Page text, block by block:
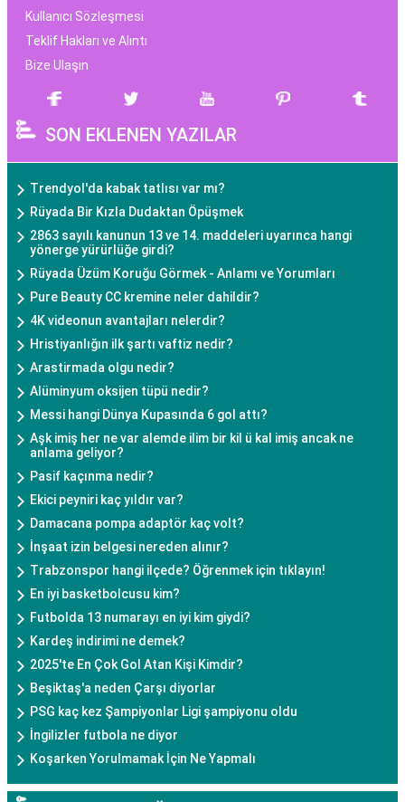
Kullanıcı Sözleşmesi
Teklif Hakları ve Alıntı
Bize Ulaşın
SON EKLENEN YAZILAR
Trendyol'da kabak tatlısı var mı?
Rüyada Bir Kızla Dudaktan Öpüşmek
2863 sayılı kanunun 13 ve 14. maddeleri uyarınca hangi
yönerge yürürlüğe girdi?
Rüyada Üzüm Koruğu Görmek - Anlamı ve Yorumları
Pure Beauty CC kremine neler dahildir?
4K videonun avantajları nelerdir?
Hristiyanlığın ilk şartı vaftiz nedir?
Arastirmada olgu nedir?
Alüminyum oksijen tüpü nedir?
Messi hangi Dünya Kupasında 6 gol attı?
Aşk imiş her ne var alemde ilim bir kil ü kal imiş ancak ne
anlama geliyor?
Pasif kaçınma nedir?
Ekici peyniri kaç yıldır var?
Damacana pompa adaptör kaç volt?
İnşaat izin belgesi nereden alınır?
Trabzonspor hangi ilçede? Öğrenmek için tıklayın!
En iyi basketbolcusu kim?
Futbolda 13 numarayı en iyi kim giydi?
Kardeş indirimi ne demek?
2025'te En Çok Gol Atan Kişi Kimdir?
Beşiktaş'a neden Çarşı diyorlar
PSG kaç kez Şampiyonlar Ligi şampiyonu oldu
İngilizler futbola ne diyor
Koşarken Yorulmamak İçin Ne Yapmalı